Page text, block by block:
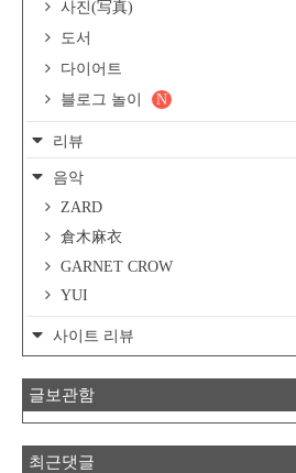
사진(写真)
도서
다이어트
블로그 놀이
N
리뷰
음악
ZARD
倉木麻衣
GARNET CROW
YUI
사이트 리뷰
글보관함
최근댓글